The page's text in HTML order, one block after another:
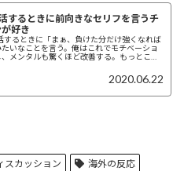
活するときに前向きなセリフを言うチ
好き
するときに「まぁ、負けた分だけ強くなれば
いなことを言う。俺はこれでモチベーショ
メンタルも驚くほど改善する。もっとこう
2020.06.22
スカッション 海外の反応